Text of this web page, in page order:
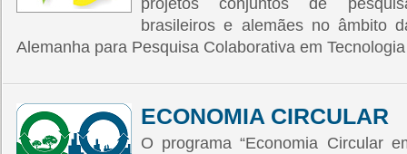
brasileiros e alemães no âmbito
Alemanha para Pesquisa Colaborativa em
ECONOMIA CIRCULAR
O programa “Economia Circular